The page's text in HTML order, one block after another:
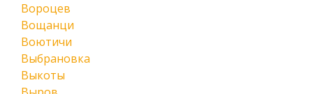
Вороцев
Вощанци
Воютичи
Выбрановка
Выкоты